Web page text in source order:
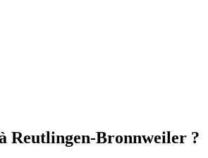
Reutlingen-Bronnweiler ?